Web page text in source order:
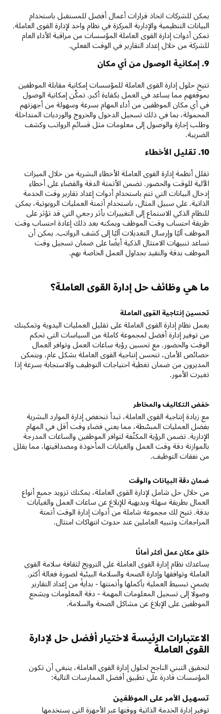
يمكن للشركات اتخاذ قرارات أعمال أفضل للمستقبل باستخدام
البيانات التنظيمية والإدارية المركزة في نظام واحد لإدارة القوى العاملة.
تمكن أدوات إدارة القوى العاملة المؤسسات من مراقبة الأداء العام
للشركة من خلال إعداد التقارير في الوقت الفعلي.
9. إمكانية الوصول من أي مكان
تتيح حلول إدارة القوى العاملة للمؤسسات إمكانية مقابلة الموظفين
بموقعهم مما يساعد في العمل بكفاءة أكبر. تمكِّن إمكانية الوصول
في أي مكان الموظفين من أداء المهام بسرعة وسهولة من أجهزتهم
المحمولة، بما في ذلك تسجيل الدخول والخروج والورديات المتداخلة
وطلب إجازة والوصول إلى معلومات مثل قسائم الرواتب وكشف
الضريبة.
10. تقليل الأخطاء
تقلل أنظمة إدارة القوى العاملة الأخطاء البشرية من خلال الميزات
الآلية للوقت والحضور. تضمن الأتمتة الدقة والقضاء على أخطاء
إدخال البيانات التي تتم باستخدام أدوات إعداد تقارير وقت الخدمة
الذاتية. على سبيل المثال، باستخدام أتمتة العمليات الروبوتية، يمكن
للنظام الذكي الاستماع إلى التغييرات بأثر رجعي التي قد تؤثر على
طريقة احتساب وقت الموظف ويمكنه بعد ذلك إعادة احتساب وقت
الموظف آليًا وإرسال التعديلات آليًا إلى كشف الرواتب. يمكن أن
تساعد تنبيهات الامتثال الذكية أيضًا على ضمان تسجيل وقت
الموظف بدقة والتقيد بجداول العمل الخاصة بهم.
ما هي وظائف حل إدارة القوى العاملة؟
تحسين إنتاجية القوى العاملة
يعمل نظام إدارة القوى العاملة على تقليل العمليات اليدوية وتمكينك
من توفير إدارة أفضل لمجموعة كاملة من السياسات التي تحكم
الوقت والحضور. مع تحسين رؤية ساعات العمل وتوافر العمال
خصائص الأمان، تتحسن إنتاجية القوى العاملة بشكل عام، ويتمكن
المديرون من ضمان تغطية احتياجات التوظيف والاستجابة بسرعة إذا
تغيرت الأمور.
خفض التكاليف والمخاطر
مع زيادة إنتاجية القوى العاملة، تبدأ تنخفض إدارة الموارد البشرية
بفضل العمليات المبسّطة، مما يعني قضاء وقت أقل في المهام
الإدارية. تضمن الرؤية المكثّفة لتوافر الموظفين والساعات المدرجة
بالموازنة دقة وقت العمل والغيابات المأخوذة ومصداقيتها، مما يقلل
من نفقات التوظيف.
ضمان دقة البيانات والوقت
من خلال حل شامل لإدارة القوى العاملة، يمكنك تزويد جميع أنواع
العمال بطريقة سهلة وبديهية للإبلاغ عن ساعات العمل والغيابات
بدقة. تتيح لك مجموعة شاملة من أدوات إدارة الوقت أتمتة
المراجعات وتنبيه العاملين عند حدوث انتهاكات امتثال.
خلق مكان عمل أكثر أمانًا
يساعدك نظام إدارة القوى العاملة على الترويج لثقافة سلامة القوى
العاملة وتوافقها وإدارة الصحة والسلامة البيئية لصورة فعالة أكثر.
يضمن تبسيط العملية بأكملها وأتمتتها - بدايةً من إعداد التقارير
وصولًا إلى تسجيل المعلومات المهمة - دقة المعلومات ويشجع
الموظفين على الإبلاغ عن مشاكل الصحة والسلامة.
الاعتبارات الرئيسة لاختيار أفضل حل لإدارة
القوى العاملة
لتحقيق التبني الناجح لحلول إدارة القوى العاملة، ينبغي أن تكون
المؤسسات قادرة على تطبيق أفضل الممارسات التالية:
تسهيل الأمر على الموظفين
توفير إدارة الخدمة الذاتية ووقتها عبر الأجهزة التي يستخدمها